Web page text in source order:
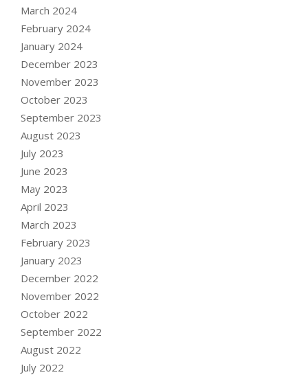
March 2024
February 2024
January 2024
December 2023
November 2023
October 2023
September 2023
August 2023
July 2023
June 2023
May 2023
April 2023
March 2023
February 2023
January 2023
December 2022
November 2022
October 2022
September 2022
August 2022
July 2022